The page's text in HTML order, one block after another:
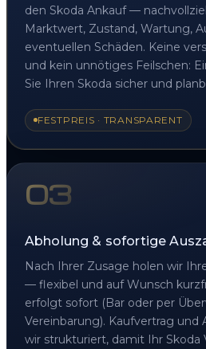
den Skoda Ankauf —
Marktwert, Zustand, Wartung,
eventuellen Schäden. Keine
und kein unnötiges Feilschen:
Sie Ihren Skoda sicher und
FESTPREIS · TRANSPARENT
03
Abholung & sofortige
Nach Ihrer Zusage holen wir
— flexibel und auf Wunsch
erfolgt sofort (Bar oder per
Vereinbarung). Kaufvertrag
wir strukturiert, damit Ihr Skoda